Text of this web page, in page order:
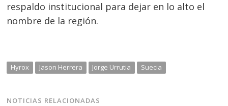
respaldo institucional para dejar en lo alto el
nombre de la región.
Hyrox Jason Herrera Jorge Urrutia Suecia
NOTICIAS RELACIONADAS